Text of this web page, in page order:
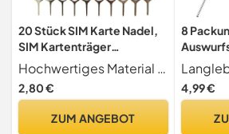
20 Stück SIM Karte Nadel,
SIM Kartenträger
Auswerfer Pin Auswerfen
Removal Tool, SIM Pin
Handy Nadel Kompatibel
HTC, Samsung Galaxy
Hochwertiges Material Hergestellt aus robustem Edelstahl für Langlebigkeit und Widerstandsfähigkeit gegen Biegen.
2,80 €
ZUM ANGEBOT
8
Nadel
iPads,
4,99 €